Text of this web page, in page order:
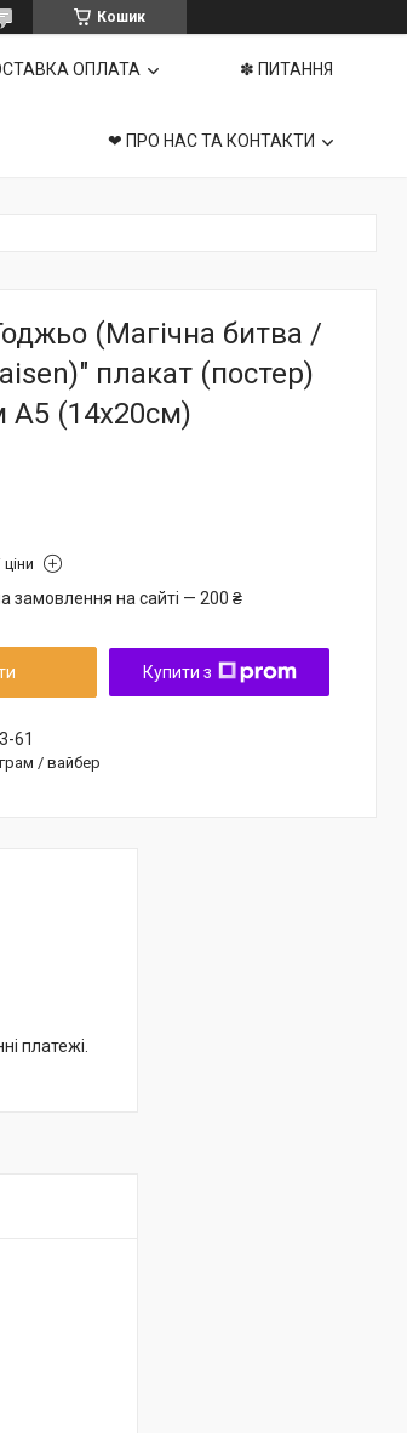
Кошик
ОПЛАТА ✽ ПИТАННЯ
❤ ПРО НАС ТА КОНТАКТИ
(Магічна битва /
плакат (постер)
А5 (14х20см)
замовлення на сайті — 200 ₴
Купити з
61
/ вайбер
платежі.